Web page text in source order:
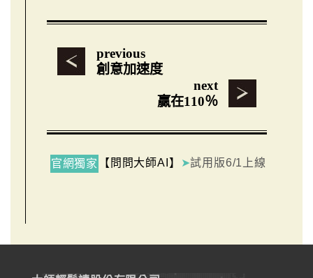
previous
創意加速度
next
贏在110％
官網獨家 【問問大師AI】 ➤試用版6/1上線